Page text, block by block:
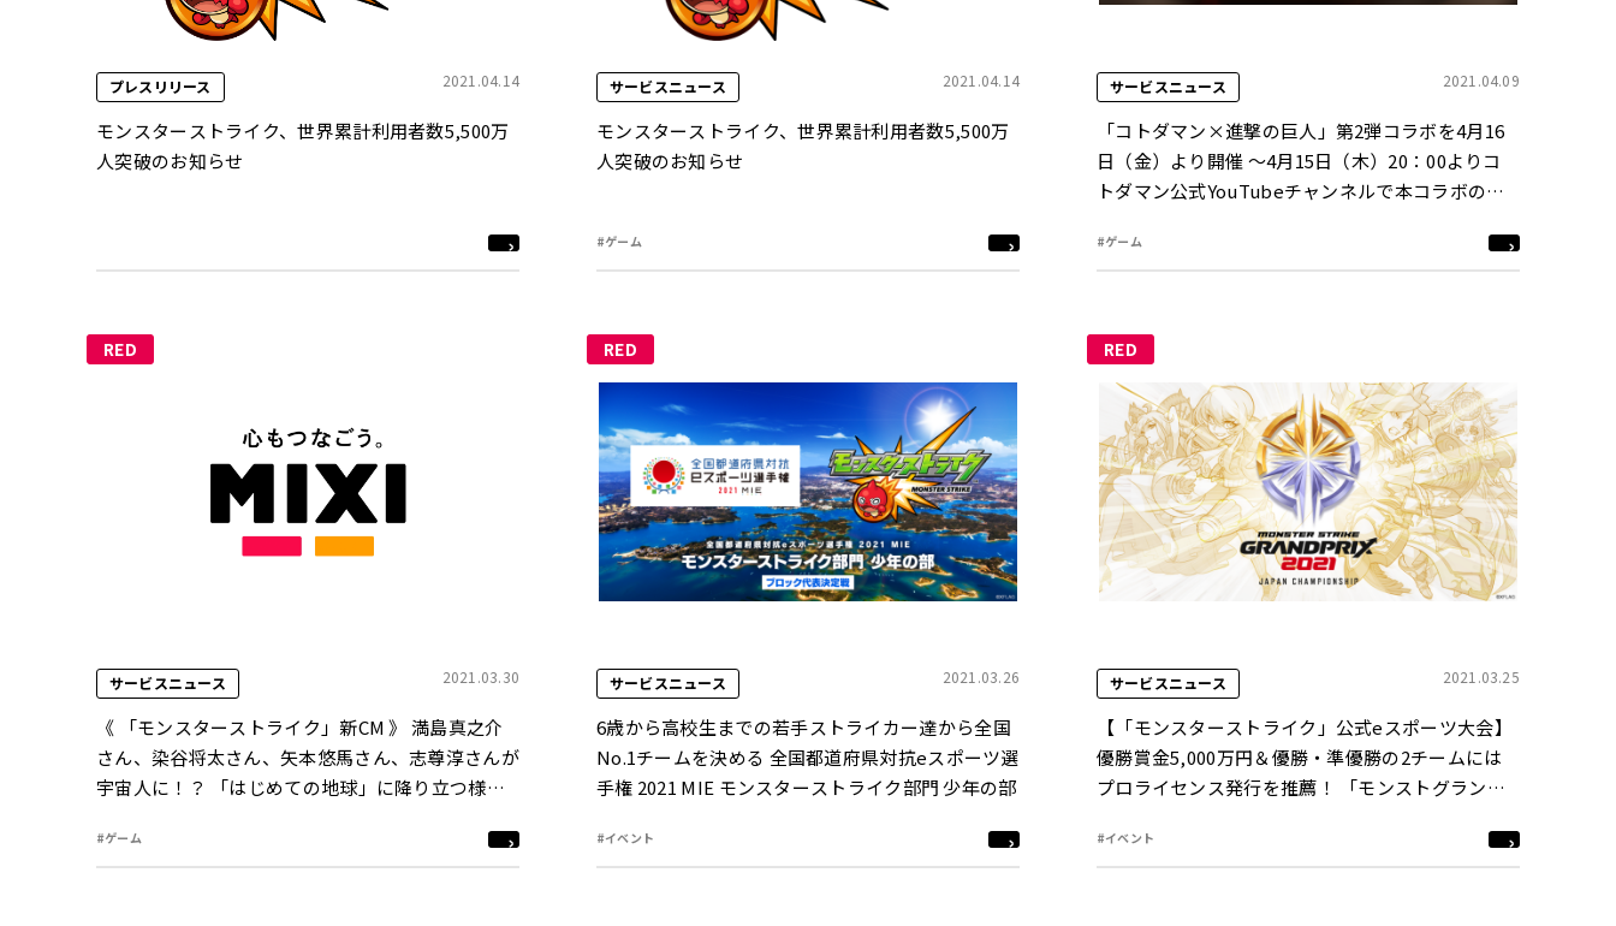
プレスリリース 2021.04.14
モンスターストライク、世界累計利用者数5,500万
人突破のお知らせ
サービスニュース 2021.04.14
モンスターストライク、世界累計利用者数5,500万
人突破のお知らせ
#ゲーム
サービスニュース 2021.04.09
「コトダマン×進撃の巨人」第2弾コラボを4月16
日（金）より開催 〜4月15日（木）20：00よりコ
トダマン公式YouTubeチャンネルで本コラボの全
#ゲーム
RED
サービスニュース 2021.03.30
《 「モンスターストライク」新CM 》 満島真之介
さん、染谷将太さん、矢本悠馬さん、志尊淳さんが
宇宙人に！？ 「はじめての地球」に降り立つ様子
る。/ティザー」篇 3月31日（水)より放送開始
#ゲーム
RED
サービスニュース 2021.03.26
6歳から高校生までの若手ストライカー達から全国
No.1チームを決める 全国都道府県対抗eスポーツ選
手権 2021 MIE モンスターストライク部門 少年の部
#イベント
RED
サービスニュース 2021.03.25
【「モンスターストライク」公式eスポーツ大会】
優勝賞金5,000万円＆優勝・準優勝の2チームには
プロライセンス発行を推薦！ 「モンストグランプ
#イベント